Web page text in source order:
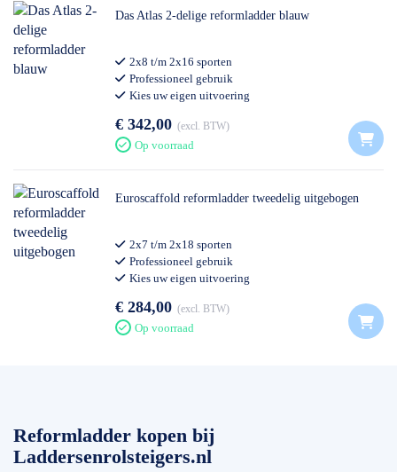
Das Atlas 2-delige reformladder blauw
2x8 t/m 2x16 sporten
Professioneel gebruik
Kies uw eigen uitvoering
€ 342,00 excl. BTW
Op voorraad
Euroscaffold reformladder tweedelig uitgebogen
2x7 t/m 2x18 sporten
Professioneel gebruik
Kies uw eigen uitvoering
€ 284,00 excl. BTW
Op voorraad
Reformladder kopen bij
Laddersenrolsteigers.nl